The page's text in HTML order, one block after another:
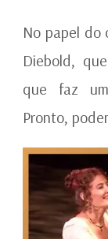
No papel do
Diebold,
que faz
Pronto,